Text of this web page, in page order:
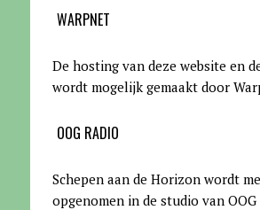
WARPNET
De hosting van deze website en
wordt mogelijk gemaakt door
OOG RADIO
Schepen aan de Horizon wordt
opgenomen in de studio van